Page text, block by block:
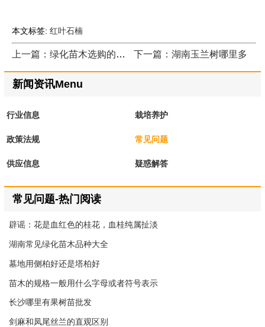
本文标签: 红叶石楠
上一篇：绿化苗木选购的九大注意事项 下一篇：湖南玉兰树哪里多
新闻资讯Menu
行业信息 栽培养护
政策法规 常见问题
供应信息 疑惑解答
常见问题-热门阅读
辟谣：花是血红色的桂花，血桂纯属扯淡
湖南常见绿化苗木品种大全
墓地用侧柏好还是塔柏好
苗木的规格一般用什么字母或者符号表示
长沙哪里有果树苗批发
剑麻和凤尾丝兰的直观区别